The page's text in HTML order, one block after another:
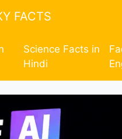
FACTS
Science Facts in
Hindi